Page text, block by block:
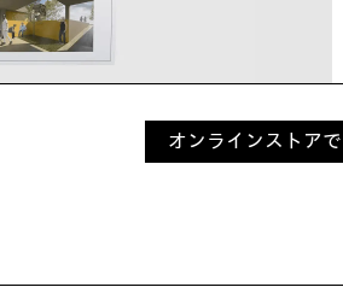
オンラインストア